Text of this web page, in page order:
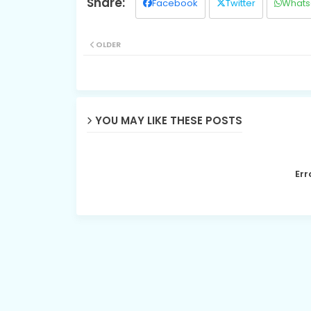
Facebook Twitter
OLDER
YOU MAY LIKE THESE POSTS